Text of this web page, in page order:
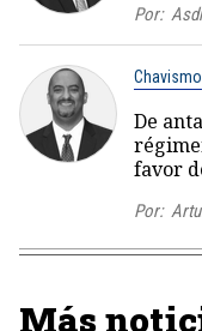
Por:
Chavismo
De
favor
Por:
Más